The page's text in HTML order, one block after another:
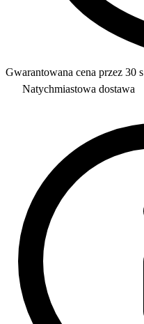
Gwarantowana cena przez 30 s
Natychmiastowa dostawa